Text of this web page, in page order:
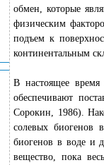
обмен, которые
физическим
подъем к
континентальным
В настоящее
обеспечивают
Сорокин, 1986).
солевых биогенов
биогенов в воде и
вещество, пока